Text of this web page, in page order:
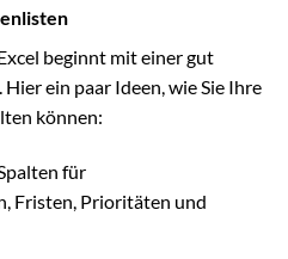
beginnt mit einer gut
ein paar Ideen, wie Sie Ihre
können:
für
Fristen, Prioritäten und